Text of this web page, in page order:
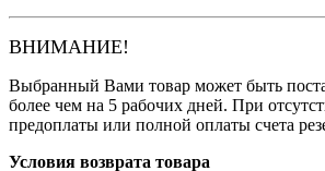
ВНИМАНИЕ!
Выбранный Вами товар может быть
более чем на 5 рабочих дней. При
предоплаты или полной оплаты счета
Условия возврата товара